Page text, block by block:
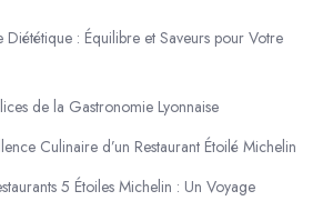
Diététique : Équilibre et Saveurs pour Votre
de la Gastronomie Lyonnaise
Culinaire d’un Restaurant Étoilé Michelin
5 Étoiles Michelin : Un Voyage